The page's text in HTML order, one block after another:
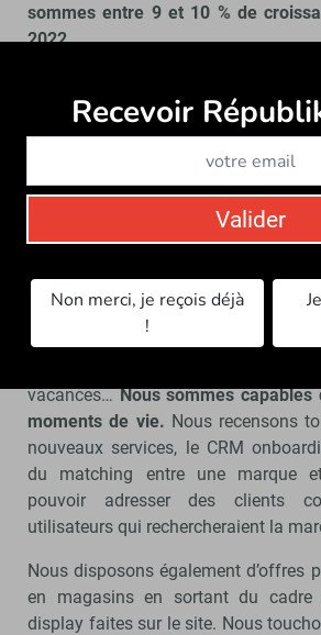
sommes entre 9 et 10 % de
2022.
Nous sommes l’une des plus
Nos annonceurs l’utilisent aussi
Boncoin mais aussi de plus en
peuvent activer notre audience sur
Deezer…).
En ayant un Français
connecte sur la plateforme et
catégories de produits
, nous
vacances…Nous sommes capables
moments de vie. Nous recensons
nouveaux services, le CRM
du matching entre une marque
pouvoir adresser des clients
utilisateurs qui rechercheraient la
Nous disposons également d’offres
en magasins en sortant du cadre
display faites sur le site. Nous
Recevoir
Valider
Non merci, je reçois déjà
!